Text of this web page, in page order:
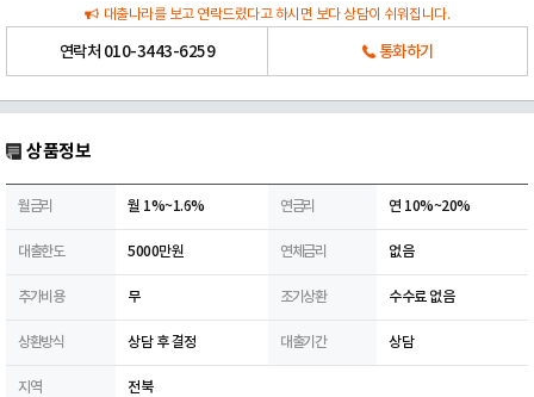
대출나라를 보고 연락드렸다고 하시면 보다 상담이 쉬워집니다.
연락처 010-3443-6259 통화하기
상품정보
월금리 월 1%~1.6% 연금리 연 10%~20%
대출한도 5000만원 연체금리 없음
추가비용 무 조기상환 수수료 없음
상환방식 상담 후 결정 대출기간 상담
지역 전북